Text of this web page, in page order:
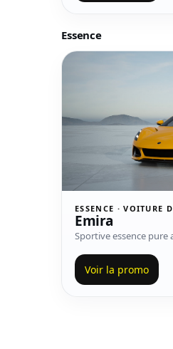
Essence
Voir le modèle Emira
ESSENCE · VOITURE
Emira
Sportive essence pure
Voir la promo